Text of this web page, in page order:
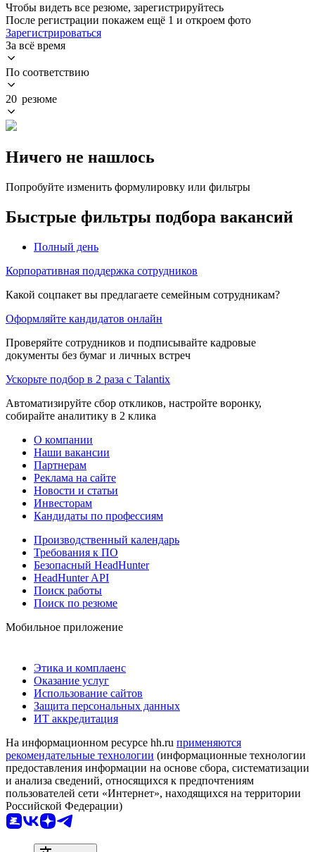
Чтобы видеть все резюме, зарегистрируйтесь
После регистрации покажем ещё 1 и откроем фото
Зарегистрироваться
За всё время
По соответствию
20 резюме
Ничего не нашлось
Попробуйте изменить формулировку или фильтры
Быстрые фильтры подбора вакансий
Полный день
Корпоративная поддержка сотрудников
Какой соцпакет вы предлагаете семейным сотрудникам?
Оформляйте кандидатов онлайн
Проверяйте сотрудников и подписывайте кадровые
документы без бумаг и личных встреч
Ускорьте подбор в 2 раза с Talantix
Автоматизируйте сбор откликов, настройте воронку,
собирайте аналитику в 2 клика
О компании
Наши вакансии
Партнерам
Реклама на сайте
Новости и статьи
Инвесторам
Кандидаты по профессиям
Производственный календарь
Требования к ПО
Безопасный HeadHunter
HeadHunter API
Поиск работы
Поиск по резюме
Мобильное приложение
Этика и комплаенс
Оказание услуг
Использование сайтов
Защита персональных данных
ИТ аккредитация
На информационном ресурсе hh.ru применяются
рекомендательные технологии (информационные технологии
предоставления информации на основе сбора, систематизации
и анализа сведений, относящихся к предпочтениям
пользователей сети «Интернет», находящихся на территории
Российской Федерации)